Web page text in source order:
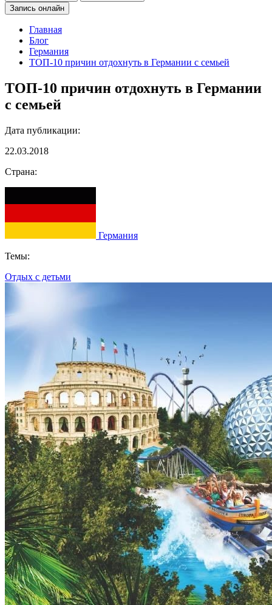
Запись онлайн
Главная
Блог
Германия
ТОП-10 причин отдохнуть в Германии с семьей
ТОП-10 причин отдохнуть в Германии
с семьей
Дата публикации:
22.03.2018
Страна:
Германия
Темы:
Отдых с детьми